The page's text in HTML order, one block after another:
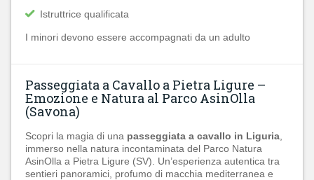
Istruttrice qualificata
I minori devono essere accompagnati da un adulto
Passeggiata a Cavallo a Pietra Ligure –
Emozione e Natura al Parco AsinOlla
(Savona)
Scopri la magia di una passeggiata a cavallo in Liguria
immerso nella natura incontaminata del Parco Natura
AsinOlla a Pietra Ligure (SV). Un’esperienza autentica tra
sentieri panoramici, profumo di macchia mediterranea e